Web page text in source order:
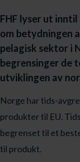
FHF lyser ut
om betydningen
pelagisk sektor i
begrensinger de
utviklingen av
Norge har tids-
produkter til EU.
begrenset til et
til produkt.